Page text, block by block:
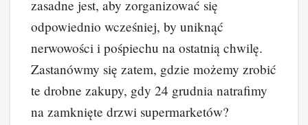
zasadne jest, aby zorganizować się
odpowiednio wcześniej, by uniknąć
nerwowości i pośpiechu na ostatnią chwilę.
Zastanówmy się zatem, gdzie możemy zrobić
te drobne zakupy, gdy 24 grudnia natrafimy
na zamknięte drzwi supermarketów?